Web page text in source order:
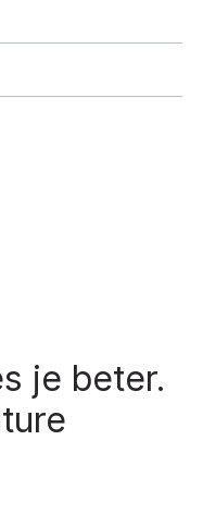
je beter.